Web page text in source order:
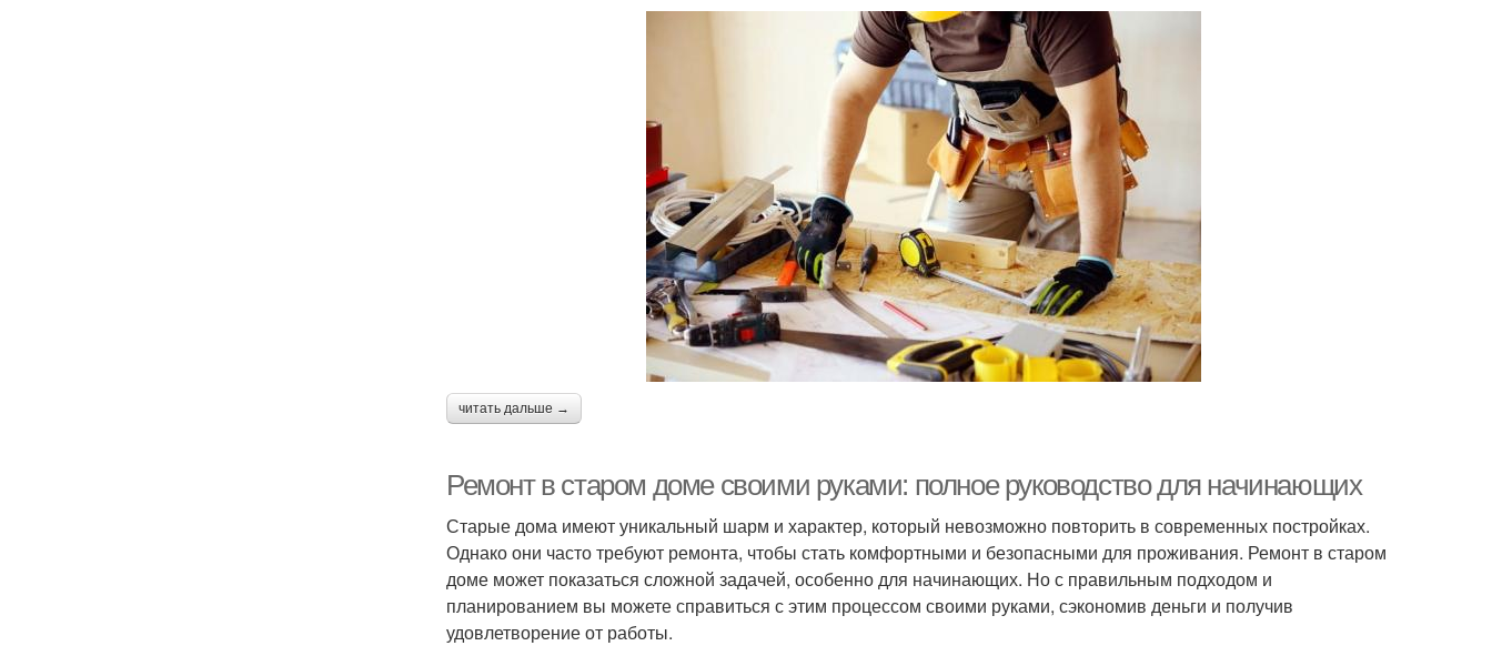
читать дальше →
Ремонт в старом доме своими руками: полное руководство для начинающих
Старые дома имеют уникальный шарм и характер, который невозможно повторить в современных постройках.
Однако они часто требуют ремонта, чтобы стать комфортными и безопасными для проживания. Ремонт в старом
доме может показаться сложной задачей, особенно для начинающих. Но с правильным подходом и
планированием вы можете справиться с этим процессом своими руками, сэкономив деньги и получив
удовлетворение от работы.